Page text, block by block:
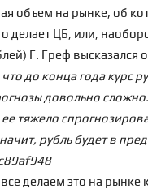
объем на рынке, об
делает ЦБ, или,
Г. Греф
до конца года курс
довольно сложно.
тяжело
рубль будет в
делаем это на